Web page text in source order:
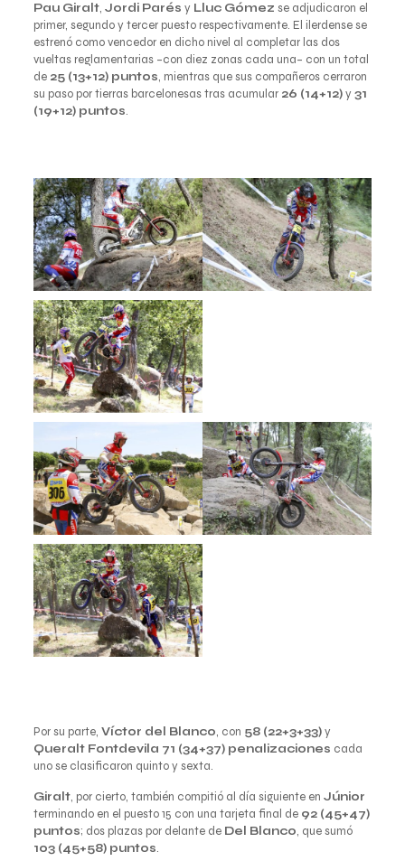
Pau Giralt, Jordi Parés y Lluc Gómez se adjudicaron el
primer, segundo y tercer puesto respectivamente. El ilerdense se
estrenó como vencedor en dicho nivel al completar las dos
vueltas reglamentarias –con diez zonas cada una– con un total
de 25 (13+12) puntos, mientras que sus compañeros cerraron
su paso por tierras barcelonesas tras acumular 26 (14+12)y 31
(19+12) puntos.
Por su parte, Víctor del Blanco, con 58 (22+3+33)y
Queralt Fontdevila 71 (34+37) penalizaciones cada
uno se clasificaron quinto y sexta.
Giralt, por cierto, también compitió al día siguiente en Júnior
terminando en el puesto 15 con una tarjeta final de 92 (45+47)
puntos; dos plazas por delante de Del Blanco, que sumó
103 (45+58) puntos.